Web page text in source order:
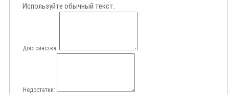
Используйте обычный текст.
Достоинства:
Недостатки: